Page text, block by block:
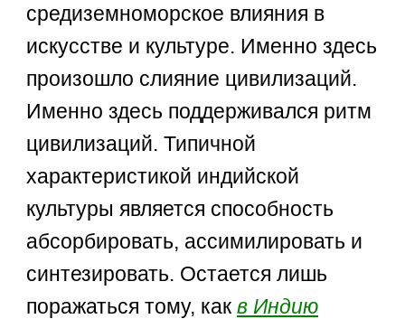
средиземноморское влияния в
искусстве и культуре. Именно здесь
произошло слияние цивилизаций.
Именно здесь поддерживался ритм
цивилизаций. Типичной
характеристикой индийской
культуры является способность
абсорбировать, ассимилировать и
синтезировать. Остается лишь
поражаться тому, какв Индию